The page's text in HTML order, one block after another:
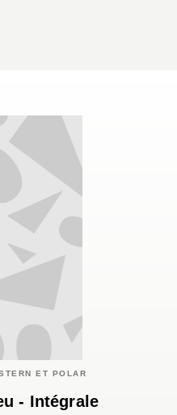
ET POLAR
- Intégrale